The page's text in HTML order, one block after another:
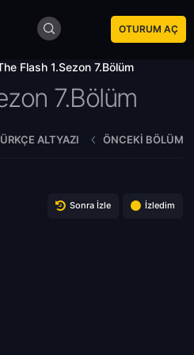
OTURUM AÇ
Flash 1.Sezon 7.Bölüm
7.Bölüm
ALTYAZI ÖNCEKI BÖLÜM
Sonra İzle İzledim